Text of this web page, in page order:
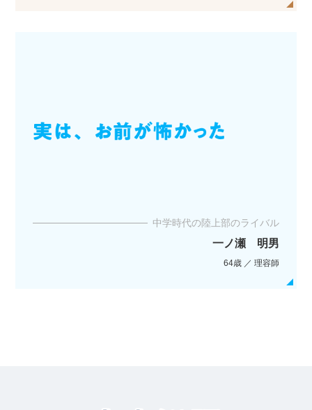
中学時代の陸上部のライバル
一ノ瀬 明男
64歳 ／ 理容師